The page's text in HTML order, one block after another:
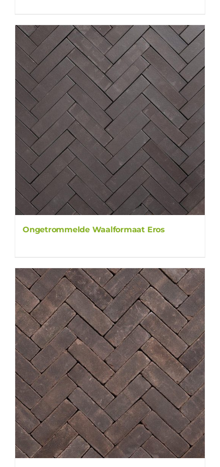
Ongetrommelde Waalformaat Eros